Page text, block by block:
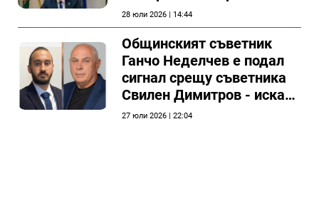
председателя на
Общински съвет Силистра
28 юли 2026 | 14:44
Общинският съветник
Ганчо Неделчев е подал
сигнал срещу съветника
Свилен Димитров - иска
етичната комисия на
27 юли 2026 | 22:04